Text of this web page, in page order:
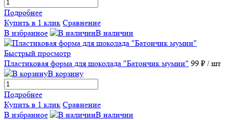
Подробнее
Купить в 1 клик Сравнение
В избранное
В наличии
Быстрый просмотр
Пластиковая форма для шоколада "Батончик мумии" 99 ₽ / шт
В корзину
Подробнее
Купить в 1 клик Сравнение
В избранное
В наличии